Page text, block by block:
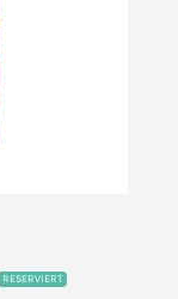
RESERVIERT